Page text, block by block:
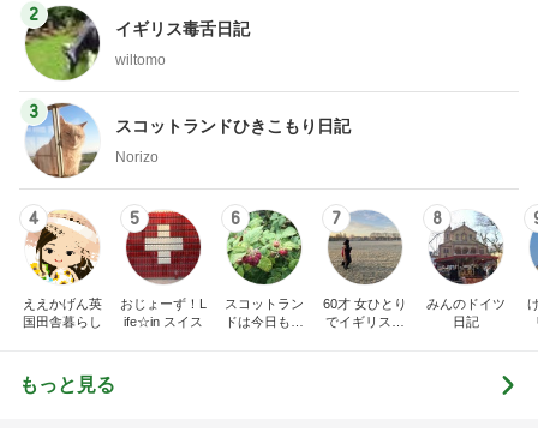
2
イギリス毒舌日記
wiltomo
3
スコットランドひきこもり日記
Norizo
4
ええかげん英
国田舎暮らし
5
おじょーず！L
ife☆in スイス
6
スコットラン
ドは今日も曇
7
60才 女ひとり
でイギリスに
8
みんのドイツ
日記
もっと見る